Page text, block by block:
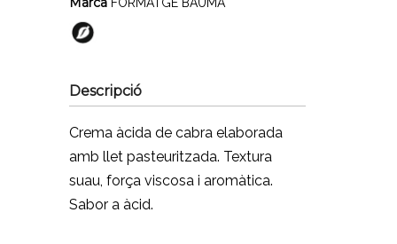
Descripció
Crema àcida de cabra elaborada
amb llet pasteuritzada. Textura
suau, força viscosa i aromàtica.
Sabor a àcid.